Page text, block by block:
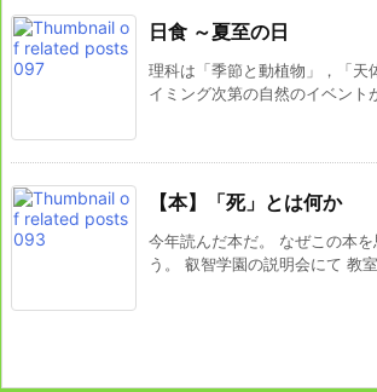
日食 ～夏至の日
理科は「季節と動植物」，「天
イミング次第の自然のイベント
【本】「死」とは何か
今年読んだ本だ。 なぜこの本
う。 叡智学園の説明会にて 教